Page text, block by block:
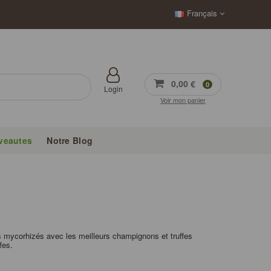
Français
0,00 € 0
Voir mon panier
Login
Notre Blog
avec les meilleurs champignons et truffes